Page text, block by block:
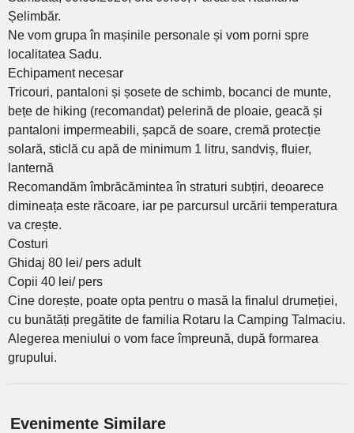
Șelimbăr.
Ne vom grupa în mașinile personale și vom porni spre
localitatea Sadu.
Echipament necesar
Tricouri, pantaloni și șosete de schimb, bocanci de munte,
bețe de hiking (recomandat) pelerină de ploaie, geacă și
pantaloni impermeabili, șapcă de soare, cremă protecție
solară, sticlă cu apă de minimum 1 litru, sandviș, fluier,
lanternă
Recomandăm îmbrăcămintea în straturi subțiri, deoarece
dimineața este răcoare, iar pe parcursul urcării temperatura
va crește.
Costuri
Ghidaj 80 lei/ pers adult
Copii 40 lei/ pers
Cine dorește, poate opta pentru o masă la finalul drumeției,
cu bunătăți pregătite de familia Rotaru la Camping Talmaciu.
Alegerea meniului o vom face împreună, după formarea
grupului.
Evenimente Similare